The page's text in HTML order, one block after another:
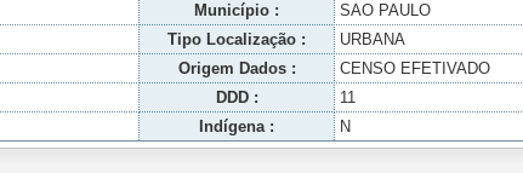
Município : SAO PAULO
Tipo Localização : URBANA
Origem Dados : CENSO EFETIVADO
DDD : 11
Indígena : N